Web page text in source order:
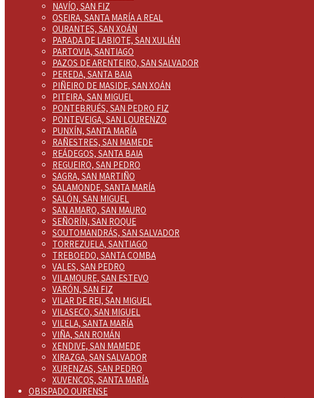
NAVÍO, SAN FIZ
OSEIRA, SANTA MARÍA A REAL
OURANTES, SAN XOÁN
PARADA DE LABIOTE, SAN XULIÁN
PARTOVIA, SANTIAGO
PAZOS DE ARENTEIRO, SAN SALVADOR
PEREDA, SANTA BAIA
PIÑEIRO DE MASIDE, SAN XOÁN
PITEIRA, SAN MIGUEL
PONTEBRUÉS, SAN PEDRO FIZ
PONTEVEIGA, SAN LOURENZO
PUNXÍN, SANTA MARÍA
RAÑESTRES, SAN MAMEDE
REÁDEGOS, SANTA BAIA
REGUEIRO, SAN PEDRO
SAGRA, SAN MARTIÑO
SALAMONDE, SANTA MARÍA
SALÓN, SAN MIGUEL
SAN AMARO, SAN MAURO
SEÑORÍN, SAN ROQUE
SOUTOMANDRÁS, SAN SALVADOR
TORREZUELA, SANTIAGO
TREBOEDO, SANTA COMBA
VALES, SAN PEDRO
VILAMOURE, SAN ESTEVO
VARÓN, SAN FIZ
VILAR DE REI, SAN MIGUEL
VILASECO, SAN MIGUEL
VILELA, SANTA MARÍA
VIÑA, SAN ROMÁN
XENDIVE, SAN MAMEDE
XIRAZGA, SAN SALVADOR
XURENZAS, SAN PEDRO
XUVENCOS, SANTA MARÍA
OBISPADO OURENSE